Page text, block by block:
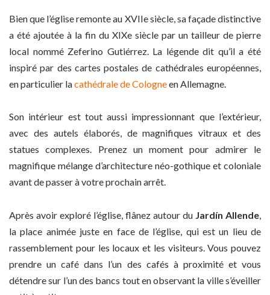
Bien que l’église remonte au XVIIe siècle, sa façade distinctive
a été ajoutée à la fin du XIXe siècle par un tailleur de pierre
local nommé Zeferino Gutiérrez. La légende dit qu’il a été
inspiré par des cartes postales de cathédrales européennes,
en particulier lacathédrale de Cologneen Allemagne.
Son intérieur est tout aussi impressionnant que l’extérieur,
avec des autels élaborés, de magnifiques vitraux et des
statues complexes. Prenez un moment pour admirer le
magnifique mélange d’architecture néo-gothique et coloniale
avant de passer à votre prochain arrêt.
Après avoir exploré l’église, flânez autour du Jardín Allende
la place animée juste en face de l’église, qui est un lieu de
rassemblement pour les locaux et les visiteurs. Vous pouvez
prendre un café dans l’un des cafés à proximité et vous
détendre sur l’un des bancs tout en observant la ville s’éveiller